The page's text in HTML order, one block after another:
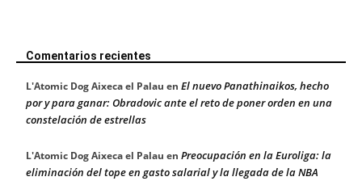
Comentarios recientes
L'Atomic Dog Aixeca el Palau en El nuevo Panathinaikos, hecho
por y para ganar: Obradovic ante el reto de poner orden en una
constelación de estrellas
L'Atomic Dog Aixeca el Palau en Preocupación en la Euroliga: la
eliminación del tope en gasto salarial y la llegada de la NBA